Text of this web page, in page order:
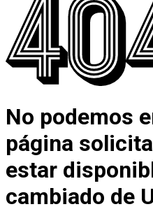
No podemos
página
estar
cambiado de